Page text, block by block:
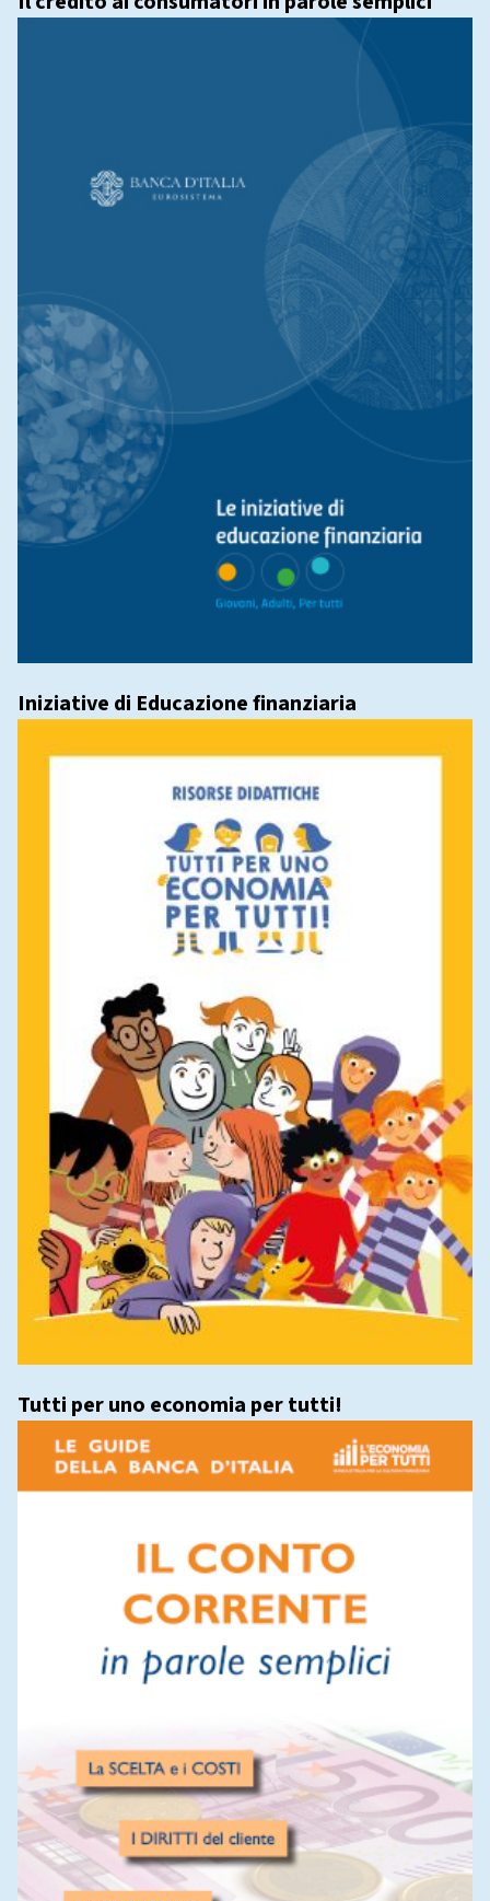
Iniziative di Educazione finanziaria
Tutti per uno economia per tutti!